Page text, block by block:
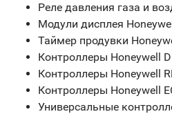
Реле давления газа и
Модули дисплея
Таймер продувки
Контроллеры Honeywell
Контроллеры Honeywell
Контроллеры Honeywell
Универсальные